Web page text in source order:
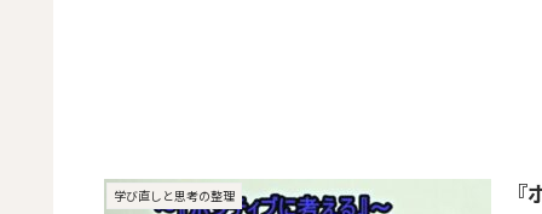
学び直しと思考の整理